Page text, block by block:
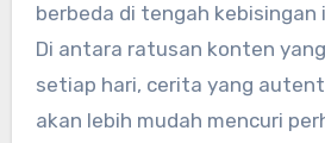
berbeda di tengah
Di antara ratusan konten
setiap hari, cerita yang
akan lebih mudah mencuri